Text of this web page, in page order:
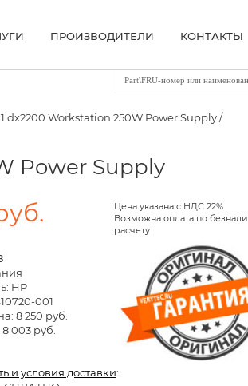
ПРОИЗВОДИТЕЛИ КОНТАКТЫ
dx2200 Workstation 250W Power Supply /
Power Supply
Цена указана с НДС 22%
Возможна оплата по
расчету
HP
001
8 250 руб.
003 руб.
и условия доставки: